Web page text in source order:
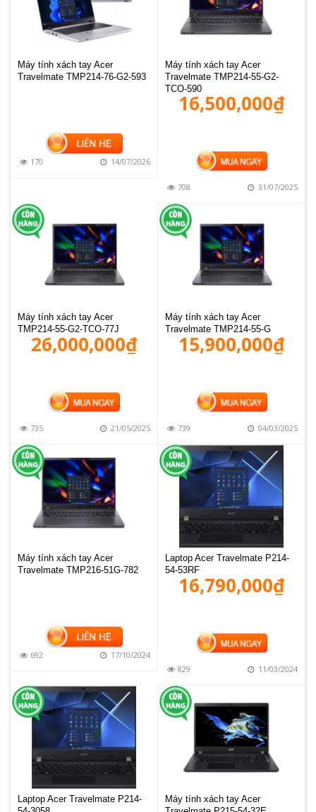
Máy tính xách tay Acer
Travelmate TMP214-76-G2-593
170 14/07/2026
Máy tính xách tay Acer
Travelmate TMP214-55-G2-
TCO-590
16,500,000₫
MUA HÀNG
708 31/07/2025
Máy tính xách tay Acer
TMP214-55-G2-TCO-77J
26,000,000₫
MUA HÀNG
735 21/05/2025
Máy tính xách tay Acer
Travelmate TMP214-55-G
15,900,000₫
MUA HÀNG
739 04/03/2025
Máy tính xách tay Acer
Travelmate TMP216-51G-782
692 17/10/2024
Laptop Acer Travelmate P214-
54-53RF
16,790,000₫
MUA HÀNG
829 11/03/2024
Laptop Acer Travelmate P214-
Máy tính xách tay Acer